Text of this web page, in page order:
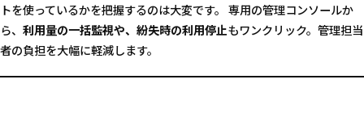
トを使っているかを把握するのは大変です。 専用の管理コンソールか
ら、 利用量の一括監視や、紛失時の利用停止もワンクリック。管理担当
者の負担を大幅に軽減します。